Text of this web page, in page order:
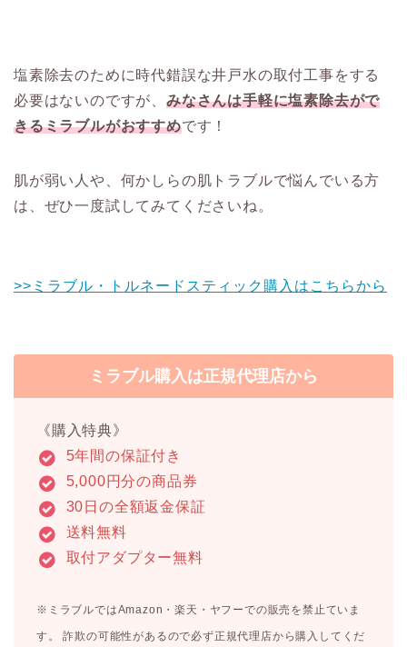
塩素除去のために時代錯誤な井戸水の取付工事をする
必要はないのですが、 みなさんは手軽に塩素除去がで
きるミラブルがおすすめです！
肌が弱い人や、何かしらの肌トラブルで悩んでいる方
は、ぜひ一度試してみてくださいね。
>>ミラブル・トルネードスティック購入はこちらから
ミラブル購入は正規代理店から
《購入特典》
5年間の保証付き
5,000円分の商品券
30日の全額返金保証
送料無料
取付アダプター無料
※ミラブルではAmazon・楽天・ヤフーでの販売を禁止ていま
す。 詐欺の可能性があるので必ず正規代理店から購入してくだ